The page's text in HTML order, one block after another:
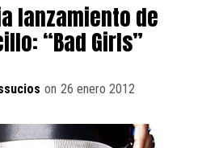
lanzamiento de
“Bad Girls”
on 26 enero 2012